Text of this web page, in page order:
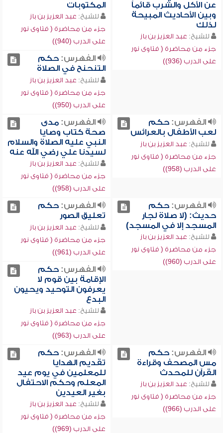
عن الأكل والشرب قائماً
وبين الأحاديث المبيحة
لذلك
للشيخ: عبد العزيز بن باز
جزء من محاضرة ( فتاوى نور
على الدرب (936))
المكتوبات
للشيخ: عبد العزيز بن باز
جزء من محاضرة ( فتاوى نور
على الدرب (940))
الفهرس:حكم
التنحنح في الصلاة
للشيخ: عبد العزيز بن باز
جزء من محاضرة ( فتاوى نور
على الدرب (950))
الفهرس:حكم
لعب الأطفال بالعرائس
للشيخ: عبد العزيز بن باز
جزء من محاضرة ( فتاوى نور
على الدرب (958))
الفهرس:مدى
صحة كتاب وصايا
النبي عليه الصلاة والسلام
لسيدنا علي رضي الله عنه
للشيخ: عبد العزيز بن باز
جزء من محاضرة ( فتاوى نور
على الدرب (958))
الفهرس:حكم
حديث: (لا صلاة لجار
المسجد إلا في المسجد)
للشيخ: عبد العزيز بن باز
جزء من محاضرة ( فتاوى نور
على الدرب (960))
الفهرس:حكم
تعليق الصور
للشيخ: عبد العزيز بن باز
جزء من محاضرة ( فتاوى نور
على الدرب (961))
الفهرس:حكم
الإقامة بين قوم لا
يعرفون التوحيد ويحيون
البدع
للشيخ: عبد العزيز بن باز
جزء من محاضرة ( فتاوى نور
على الدرب (963))
الفهرس:حكم
مس المصحف وقراءة
القرآن للمحدث
للشيخ: عبد العزيز بن باز
جزء من محاضرة ( فتاوى نور
على الدرب (966))
الفهرس:حكم
تقديم الهدايا
للمعلمين في يوم عيد
المعلم وحكم الاحتفال
بغير العيدين
للشيخ: عبد العزيز بن باز
جزء من محاضرة ( فتاوى نور
على الدرب (969))